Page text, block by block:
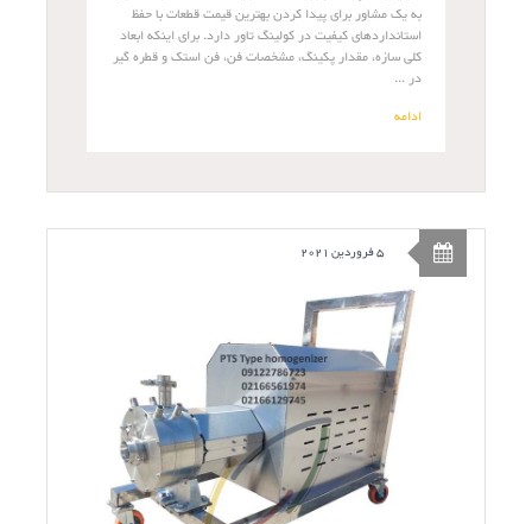
به یک مشاور برای پیدا کردن بهترین قیمت قطعات با حفظ
استانداردهای کیفیت در کولینگ تاور دارد. برای اینکه ابعاد
کلی سازه، مقدار پکینگ، مشخصات فن، فن استک و قطره گیر
در ...
ادامه
5 فروردین 2021